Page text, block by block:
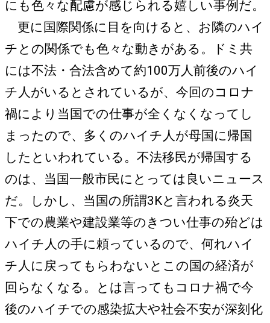
にも色々な配慮が感じられる嬉しい事例だ。
更に国際関係に目を向けると、お隣のハイ
チとの関係でも色々な動きがある。ドミ共
には不法・合法含めて約100万人前後のハイ
チ人がいるとされているが、今回のコロナ
禍により当国での仕事が全くなくなってし
まったので、多くのハイチ人が母国に帰国
したといわれている。不法移民が帰国する
のは、当国一般市民にとっては良いニュース
だ。しかし、当国の所謂3Kと言われる炎天
下での農業や建設業等のきつい仕事の殆どは
ハイチ人の手に頼っているので、何れハイ
チ人に戻ってもらわないとこの国の経済が
回らなくなる。とは言ってもコロナ禍で今
後のハイチでの感染拡大や社会不安が深刻化